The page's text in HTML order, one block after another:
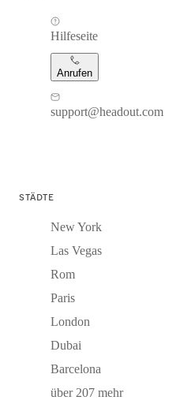
Hilfeseite
Anrufen
support@headout.com
STÄDTE
New York
Las Vegas
Rom
Paris
London
Dubai
Barcelona
über 207 mehr